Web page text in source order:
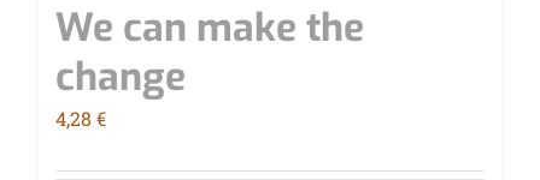
We can make the
change
4,28 €